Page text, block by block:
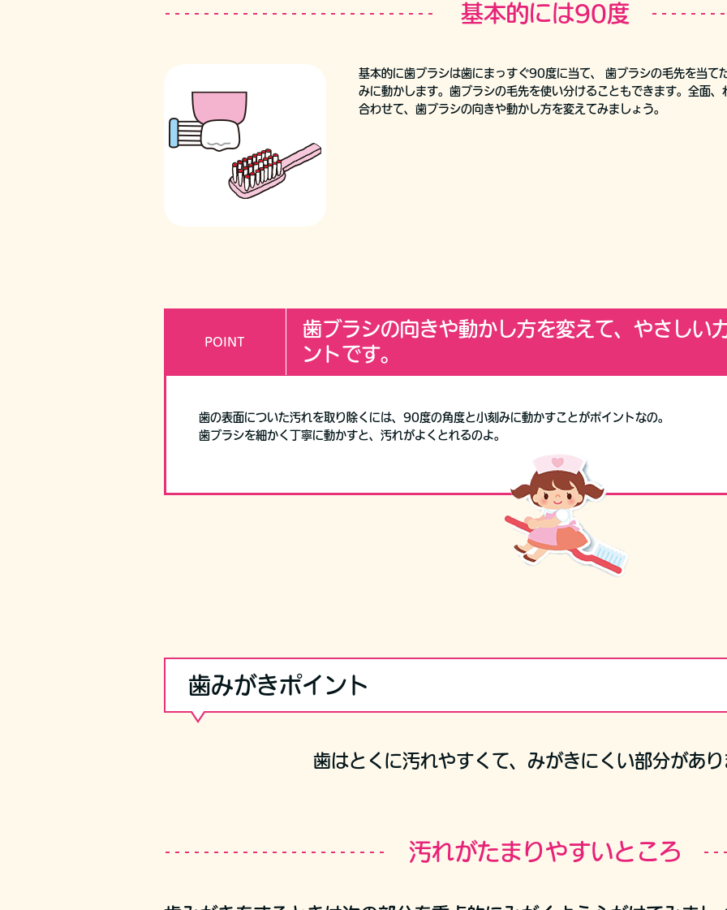
基本的には90度
基本的に歯ブラシは歯にまっすぐ90度に当て、 歯ブラシの毛先を当
みに動かします。歯ブラシの毛先を使い分けることもできます。全面
合わせて、歯ブラシの向きや動かし方を変えてみましょう。
POINT
歯ブラシの向きや動かし方を変えて、やさしい
ントです。
歯の表面についた汚れを取り除くには、90度の角度と小刻みに動かすことがポイントなの。
歯ブラシを細かく丁寧に動かすと、汚れがよくとれるのよ。
歯みがきポイント
歯はとくに汚れやすくて、みがきにくい部分があ
汚れがたまりやすいところ